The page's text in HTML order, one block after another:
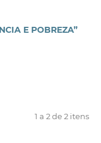
E POBREZA”
1 a 2 de 2 itens